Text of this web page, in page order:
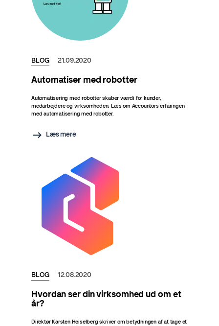
BLOG 21.09.2020
Automatiser med robotter
Automatisering med robotter skaber værdi for kunder,
medarbejdere og virksomheden. Læs om Accountors erfaringen
med automatisering med robotter.
Læs mere
BLOG 12.08.2020
Hvordan ser din virksomhed ud om et
år?
Direktør Karsten Heiselberg skriver om betydningen af at tage et